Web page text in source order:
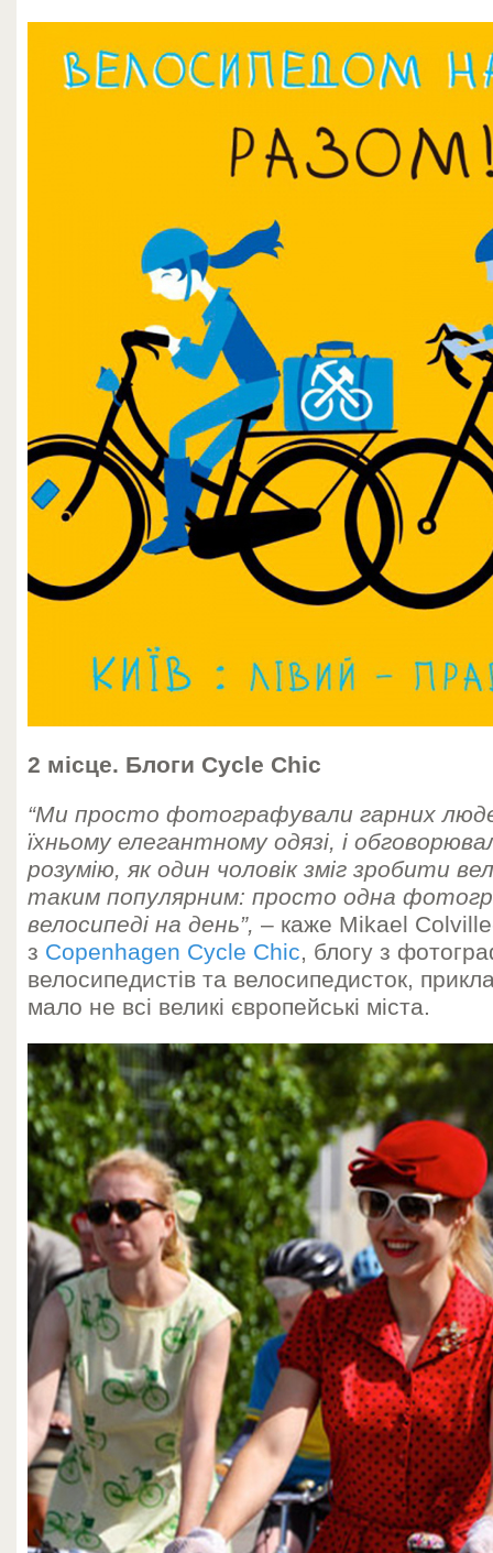
2 місце. Блоги Cycle Chic
“Ми просто фотографували гарних
їхньому елегантному одязі, і
розумію, як один чоловік зміг зробити
таким популярним: просто одна
велосипеді на день”, – каже Mikael
з Copenhagen Cycle Chic, блогу з
велосипедистів та велосипедисток,
мало не всі великі європейські міста.